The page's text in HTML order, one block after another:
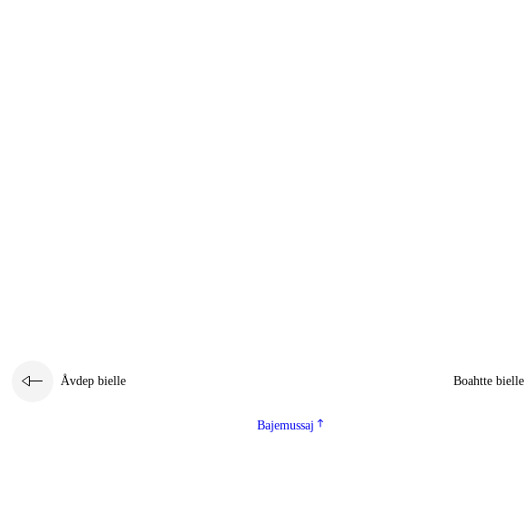
Åvdep bielle Boahtte bielle
Bajemussaj